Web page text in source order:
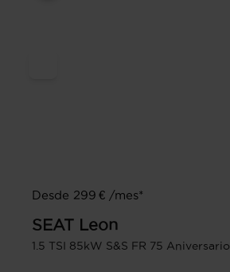
Desde 299 € /mes*
SEAT Leon
1.5 TSI 85kW S&S FR 75 Aniversario